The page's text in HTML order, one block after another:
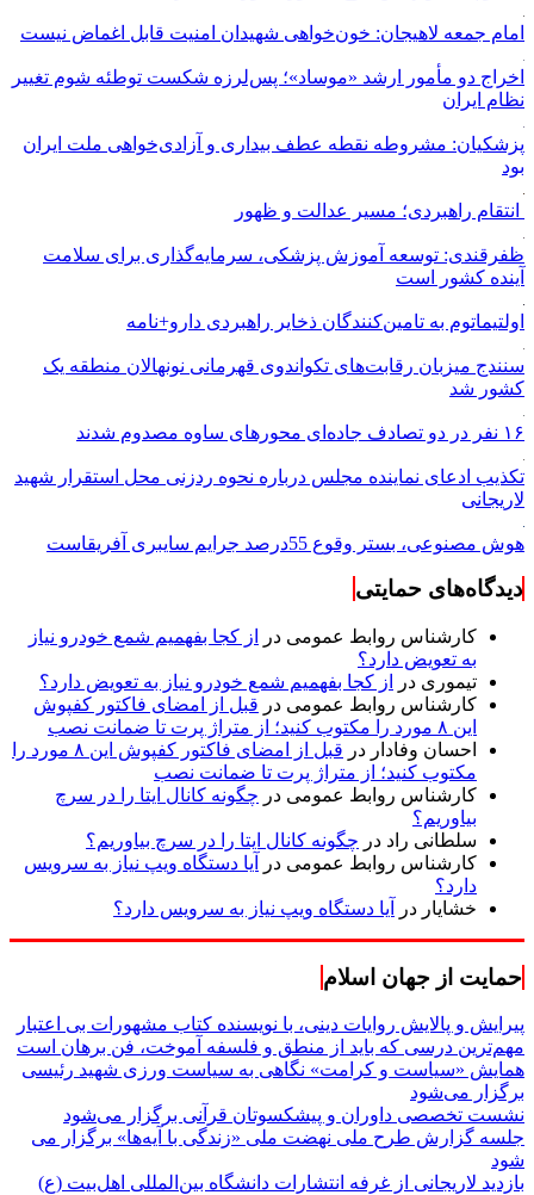
امام جمعه لاهیجان: خون‌خواهی شهیدان امنیت قابل اغماض نیست
اخراج دو مأمور ارشد «موساد»؛ پس‌لرزه شکست توطئه شوم تغییر
نظام ایران
پزشکیان: مشروطه نقطه عطف بیداری و آزادی‌خواهی ملت ایران
بود
انتقام راهبردی؛ مسیر عدالت و ظهور
ظفرقندی: توسعه آموزش پزشکی، سرمایه‌گذاری برای سلامت
آینده کشور است
اولتیماتوم به تامین‌کنندگان ذخایر راهبردی دارو+نامه
سنندج میزبان رقابت‌های تکواندوی قهرمانی نونهالان منطقه یک
کشور شد
۱۶ نفر در دو تصادف جاده‌ای محورهای ساوه مصدوم شدند
تکذیب ادعای نماینده مجلس درباره نحوه ردزنی محل استقرار شهید
لاریجانی
هوش مصنوعی، بستر وقوع 55درصد جرایم سایبری آفریقاست
دیدگاه‌های حمایتی
کارشناس روابط عمومی در
از کجا بفهمیم شمع خودرو نیاز
به تعویض دارد؟
تیموری در
از کجا بفهمیم شمع خودرو نیاز به تعویض دارد؟
کارشناس روابط عمومی در قبل از امضای فاکتور کفپوش
این ۸ مورد را مکتوب کنید؛ از متراژ پرت تا ضمانت نصب
احسان وفادار در
قبل از امضای فاکتور کفپوش این ۸ مورد را
مکتوب کنید؛ از متراژ پرت تا ضمانت نصب
کارشناس روابط عمومی در چگونه کانال ایتا را در سرچ
بیاوریم؟
سلطانی راد در چگونه کانال ایتا را در سرچ بیاوریم؟
کارشناس روابط عمومی در
آیا دستگاه ویپ نیاز به سرویس
دارد؟
خشایار در آیا دستگاه ویپ نیاز به سرویس دارد؟
حمایت از جهان اسلام
پیرایش و پالایش روایات دینی، با نویسنده کتاب مشهورات بی اعتبار
مهم‌ترین درسی که باید از منطق و فلسفه آموخت، فن برهان است
همایش «سیاست و کرامت» نگاهی به سیاست ورزی شهید رئیسی
برگزار می‌شود
نشست تخصصی داوران و پیشکسوتان قرآنی برگزار می‌شود
جلسه گزارش طرح ملی نهضت ملی «زندگی با آیه‌ها» برگزار می
شود
بازدید لاریجانی از غرفه انتشارات دانشگاه بین‌المللی اهل‌بیت (ع)